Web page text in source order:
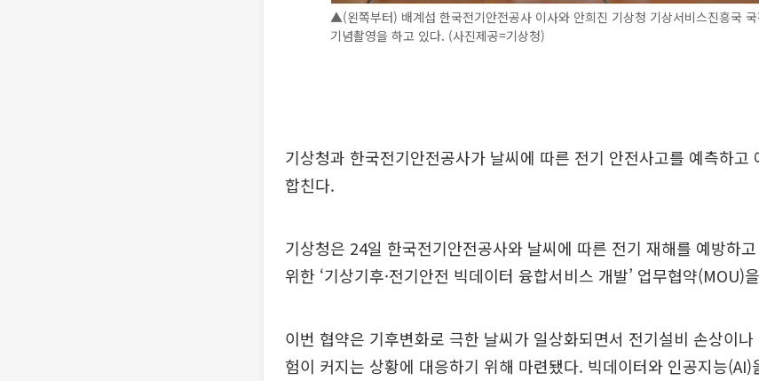
▲(왼쪽부터) 배계섭 한국전기안전공사 이사와 안희진 기상청 기상서비스진흥국
기념촬영을 하고 있다. (사진제공=기상청)
기상청과 한국전기안전공사가 날씨에 따른 전기 안전사고를 예측하고
합친다.
기상청은 24일 한국전기안전공사와 날씨에 따른 전기 재해를 예방하
위한 ‘기상기후·전기안전 빅데이터 융합서비스 개발’ 업무협약(MOU)
이번 협약은 기후변화로 극한 날씨가 일상화되면서 전기설비 손상이
험이 커지는 상황에 대응하기 위해 마련됐다. 빅데이터와 인공지능